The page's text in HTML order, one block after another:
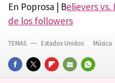
En Poprosa | Believers
de los followers
FACEBOOKTWITTERFLIPBOARD
E-
WHATSAPP
TEMAS Estados Unidos Música